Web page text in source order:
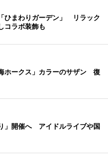
ひまわりガーデン」 リラック
コラボ装飾も
ホークス」カラーのサザン 復
」開催へ アイドルライブや国